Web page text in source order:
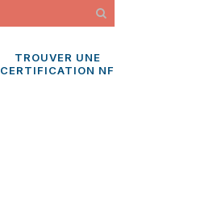
TROUVER UNE
CERTIFICATION NF